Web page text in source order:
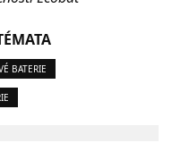
BATERIE